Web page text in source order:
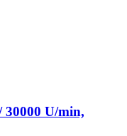
30000 U/min,